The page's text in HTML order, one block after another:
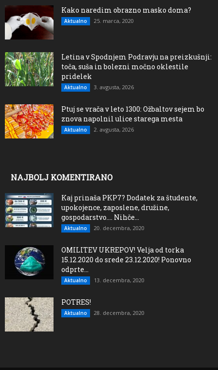
Kako naredim obrazno masko doma?
Aktualno 25. marca, 2020
Letina v Spodnjem Podravju na preizkušnji:
toča, suša in bolezni močno oklestile
pridelek
Aktualno 3. avgusta, 2026
Ptuj se vrača v leto 1300: Ožbaltov sejem bo
znova napolnil ulice starega mesta
Aktualno 2. avgusta, 2026
NAJBOLJ KOMENTIRANO
Kaj prinaša PKP7? Dodatek za študente,
upokojence, zaposlene, družine,
gospodarstvo…. Nihče...
Aktualno 20. decembra, 2020
OMILITEV UKREPOV! Velja od torka
15.12.2020 do srede 23.12.2020! Ponovno
odprte...
Aktualno 13. decembra, 2020
POTRES!
Aktualno 28. decembra, 2020